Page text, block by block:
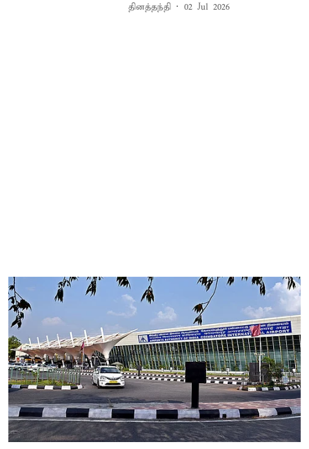
தினத்தந்தி 02 Jul 2026